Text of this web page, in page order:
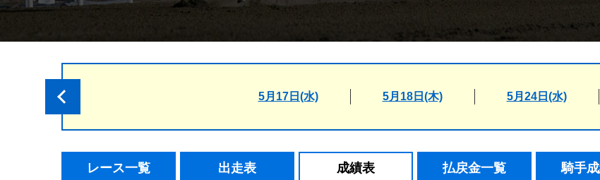
オッズ
番組編成要領
5月17日(水) 5月18日(木) 5月24日(水)
レース一覧 出走表 成績表 払戻金一覧 騎手